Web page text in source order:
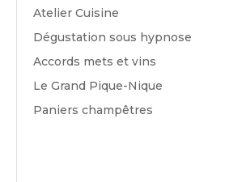
Atelier Cuisine
Dégustation sous hypnose
Accords mets et vins
Le Grand Pique-Nique
Paniers champêtres